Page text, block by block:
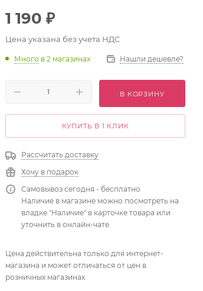
1 190 ₽
Цена указана без учета НДС
Много в 2 магазинах Нашли дешевле?
В КОРЗИНУ
КУПИТЬ В 1 КЛИК
Рассчитать доставку
Хочу в подарок
Самовывоз сегодня - бесплатно
Наличие в магазине можно посмотреть на
владке "Наличие" в карточке товара или
уточнить в онлайн-чате.
Цена действительна только для интернет-
магазина и может отличаться от цен в
розничных магазинах